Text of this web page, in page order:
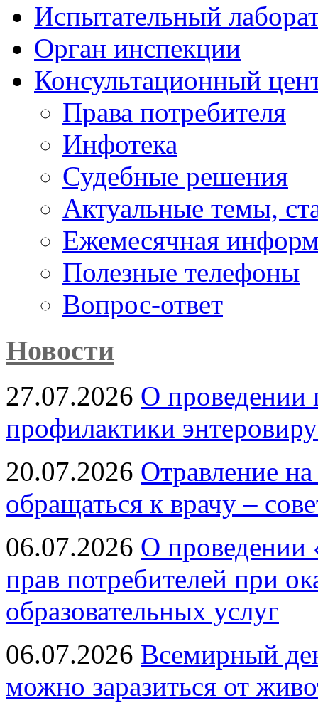
Испытательный
Орган инспекции
Консультационный
Права потребителя
Инфотека
Судебные решения
Актуальные темы,
Ежемесячная
Полезные телефоны
Вопрос-ответ
Новости
27.07.2026 О проведении
профилактики
20.07.2026 Отравление
обращаться к врачу –
06.07.2026 О проведении
прав потребителей при
образовательных услуг
06.07.2026 Всемирный
можно заразиться от